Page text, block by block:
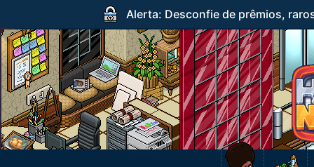
Alerta: Desconfie de prêmios,